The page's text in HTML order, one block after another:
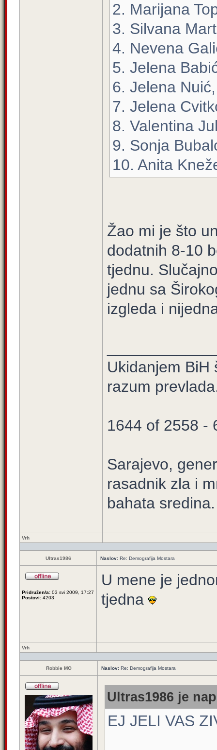
2. Marijana
3. Silvana
4. Nevena
5. Jelena
6. Jelena
7. Jelena
8. Valentina
9. Sonja
10. Anita
Žao mi je što
dodatnih 8-10
tjednu.
jednu sa
izgleda i
Ukidanjem BiH
razum
1644 of 2558 -
Sarajevo,
rasadnik zla i
bahata sredina.
Vrh
Ultras1986 Naslov: Re: Demografija Mostara
Pridružen/a: 03 svi 2009, 17:27
Postovi: 4203
U mene je
tjedna
Vrh
Robbie MO Naslov: Re: Demografija Mostara
Ultras1986 je
EJ JELI VAS